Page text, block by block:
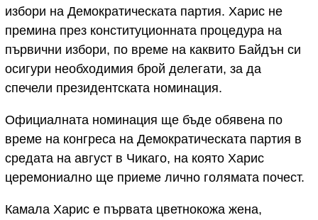
избори на Демократическата партия. Харис не
премина през конституционната процедура на
първични избори, по време на каквито Байдън си
осигури необходимия брой делегати, за да
спечели президентската номинация.
Официалната номинация ще бъде обявена по
време на конгреса на Демократическата партия в
средата на август в Чикаго, на която Харис
церемониално ще приеме лично голямата почест.
Камала Харис е първата цветнокожа жена,